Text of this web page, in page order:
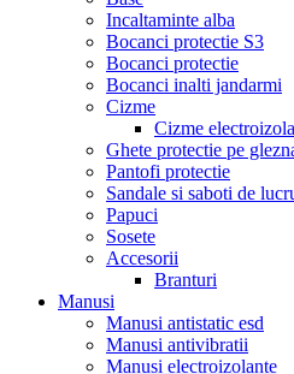
Incaltaminte alba
Bocanci protectie S3
Bocanci protectie
Bocanci inalti jandarmi
Cizme
Cizme
Ghete protectie pe
Pantofi protectie
Sandale si saboti de
Papuci
Sosete
Accesorii
Branturi
Manusi
Manusi antistatic esd
Manusi antivibratii
Manusi electroizolante